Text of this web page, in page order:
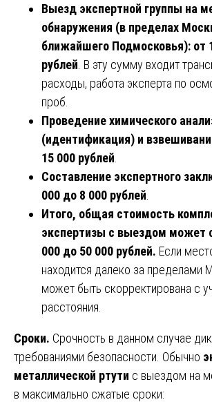
Выезд экспертной группы на
обнаружения (в пределах
ближайшего Подмосковья): от
рублей . В эту сумму входит
расходы, работа эксперта по
проб.
Проведение химического
(идентификация) и
15 000 рублей
Составление экспертного
000 до 8 000 рублей
Итого, общая стоимость
экспертизы с выездом может
000 до 50 000 рублей. Если
находится далеко за пределами
может быть скорректирована с
расстояния.
Сроки. Срочность в данном случае
требованиями безопасности. Обычно
металлической ртути с выездом на
в максимально сжатые сроки: